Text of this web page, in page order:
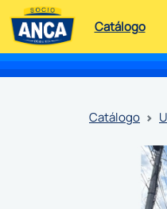
Catálogo
catálogo